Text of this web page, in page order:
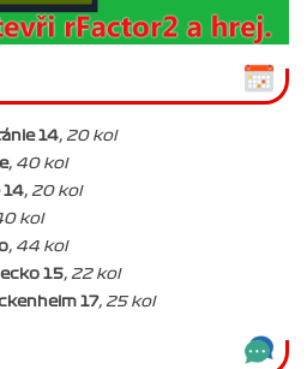
14, 20 kol
, 40 kol
14, 20 kol
kol
, 44 kol
15, 22 kol
17, 25 kol